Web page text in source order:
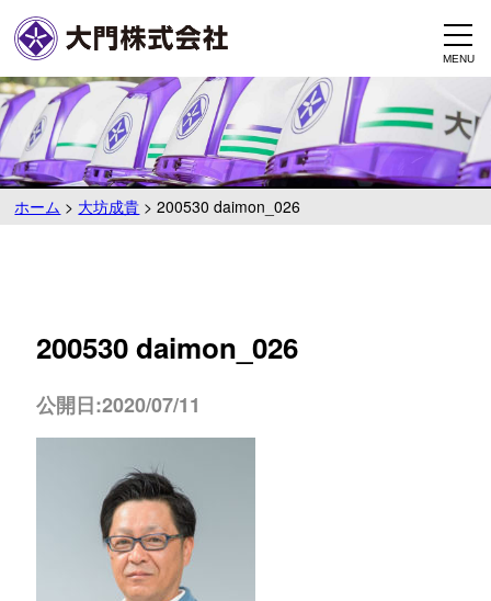
ホーム > 大坊成貴 >200530 daimon_026
200530 daimon_026
公開日:2020/07/11